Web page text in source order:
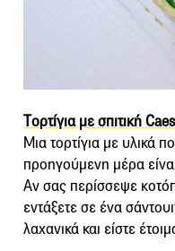
Tορτίγια με σπιτική
Μια τορτίγια με υλικά
προηγούμενη μέρα
Αν σας περίσσεψε
εντάξετε σε ένα
λαχανικά και είστε